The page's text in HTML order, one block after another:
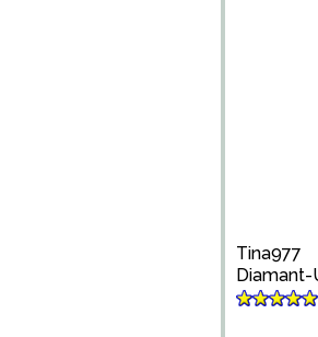
Tina977
Diamant-